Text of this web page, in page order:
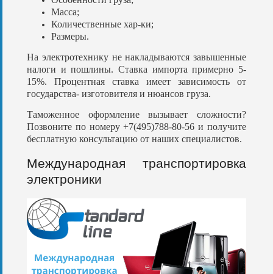
Масса;
Количественные хар-ки;
Размеры.
На электротехнику не накладываются завышенные
налоги и пошлины. Ставка импорта примерно 5-
15%. Процентная ставка имеет зависимость от
государства- изготовителя и нюансов груза.
Таможенное оформление вызывает сложности?
Позвоните по номеру +7(495)788-80-56 и получите
бесплатную консультацию от наших специалистов.
Международная транспортировка
электроники